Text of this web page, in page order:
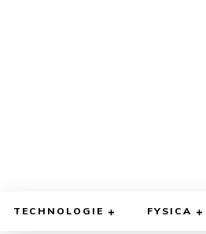
TECHNOLOGIE FYSICA